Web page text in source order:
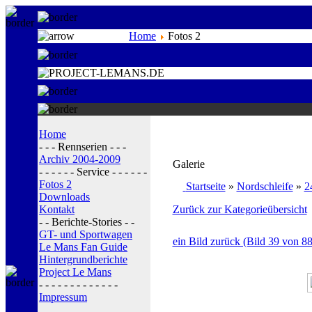
Home Fotos 2
Home
- - - Rennserien - - -
Archiv 2004-2009
- - - - - - Service - - - - - -
Fotos 2
Downloads
Kontakt
- - Berichte-Stories - -
GT- und Sportwagen
Le Mans Fan Guide
Hintergrundberichte
Project Le Mans
- - - - - - - - - - - - -
Impressum
Galerie
Startseite» Nordschleife»
Zurück zur Kategorieübersicht
ein Bild zurück (Bild 39 von